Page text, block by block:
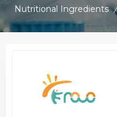
Nutritional Ingredients /